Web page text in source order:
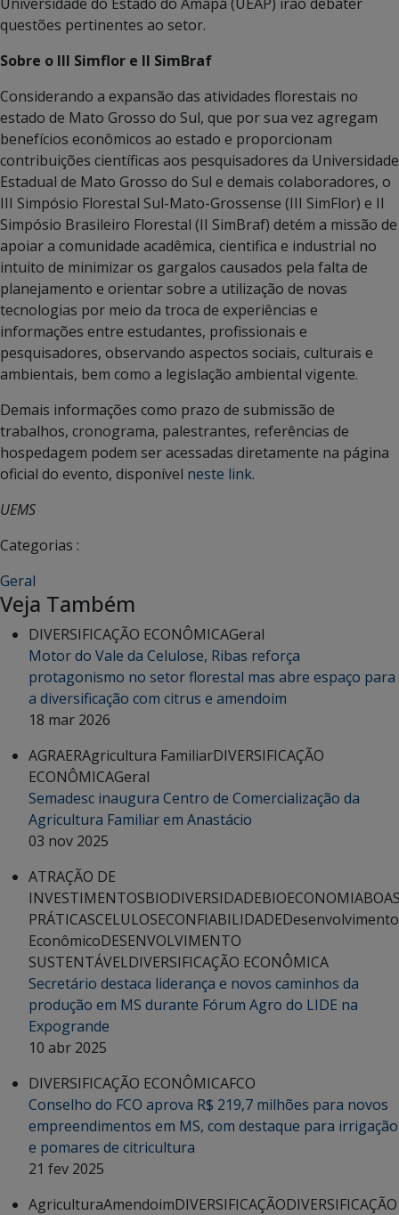
questões pertinentes ao setor.
Sobre o III Simflor e II SimBraf
Considerando a expansão das atividades florestais no
estado de Mato Grosso do Sul, que por sua vez agregam
benefícios econômicos ao estado e proporcionam
contribuições científicas aos pesquisadores da Universidade
Estadual de Mato Grosso do Sul e demais colaboradores, o
III Simpósio Florestal Sul-Mato-Grossense (III SimFlor) e II
Simpósio Brasileiro Florestal (II SimBraf) detém a missão de
apoiar a comunidade acadêmica, cientifica e industrial no
intuito de minimizar os gargalos causados pela falta de
planejamento e orientar sobre a utilização de novas
tecnologias por meio da troca de experiências e
informações entre estudantes, profissionais e
pesquisadores, observando aspectos sociais, culturais e
ambientais, bem como a legislação ambiental vigente.
Demais informações como prazo de submissão de
trabalhos, cronograma, palestrantes, referências de
hospedagem podem ser acessadas diretamente na página
oficial do evento, disponível neste link.
UEMS
Categorias :
Geral
Veja Também
DIVERSIFICAÇÃO ECONÔMICAGeral
Motor do Vale da Celulose, Ribas reforça
protagonismo no setor florestal mas abre espaço para
a diversificação com citrus e amendoim
18 mar 2026
AGRAERAgricultura FamiliarDIVERSIFICAÇÃO
ECONÔMICAGeral
Semadesc inaugura Centro de Comercialização da
Agricultura Familiar em Anastácio
03 nov 2025
ATRAÇÃO DE
INVESTIMENTOSBIODIVERSIDADEBIOECONOMIA
PRÁTICASCELULOSECONFIABILIDADEDesenvolvimento
EconômicoDESENVOLVIMENTO
SUSTENTÁVELDIVERSIFICAÇÃO ECONÔMICA
Secretário destaca liderança e novos caminhos da
produção em MS durante Fórum Agro do LIDE na
Expogrande
10 abr 2025
DIVERSIFICAÇÃO ECONÔMICAFCO
Conselho do FCO aprova R$ 219,7 milhões para novos
empreendimentos em MS, com destaque para irrigação
e pomares de citricultura
21 fev 2025
AgriculturaAmendoimDIVERSIFICAÇÃODIVERSIFICAÇÃO